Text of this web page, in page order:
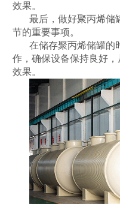
效果。
最后，做好聚丙烯储
节的重要事项。
在储存聚丙烯储罐的
作，确保设备保持良好
效果。